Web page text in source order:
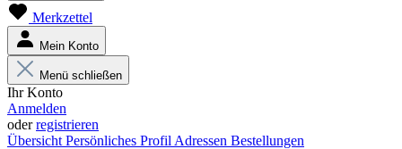
Merkzettel
Mein Konto
Menü schließen
Ihr Konto
Anmelden
oderregistrieren
Übersicht Persönliches Profil Adressen Bestellungen